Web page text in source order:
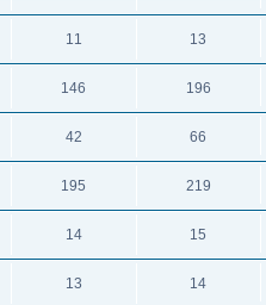
11 13
146 196
42 66
195 219
14 15
13 14